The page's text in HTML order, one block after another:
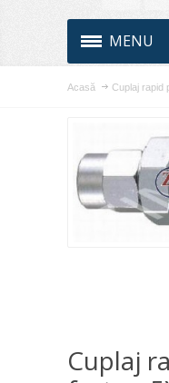
MENU
Acasă Cuplaj rapid
Cuplaj